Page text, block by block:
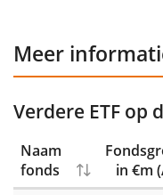
Meer
Verdere ETF op
Naam
fonds
in €m